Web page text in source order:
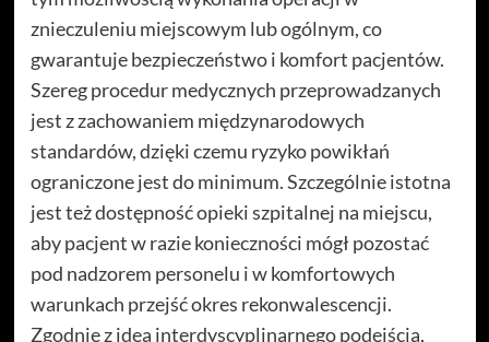
znieczuleniu miejscowym lub ogólnym, co
gwarantuje bezpieczeństwo i komfort pacjentów.
Szereg procedur medycznych przeprowadzanych
jest z zachowaniem międzynarodowych
standardów, dzięki czemu ryzyko powikłań
ograniczone jest do minimum. Szczególnie istotna
jest też dostępność opieki szpitalnej na miejscu,
aby pacjent w razie konieczności mógł pozostać
pod nadzorem personelu i w komfortowych
warunkach przejść okres rekonwalescencji.
Zgodnie z ideą interdyscyplinarnego podejścia,